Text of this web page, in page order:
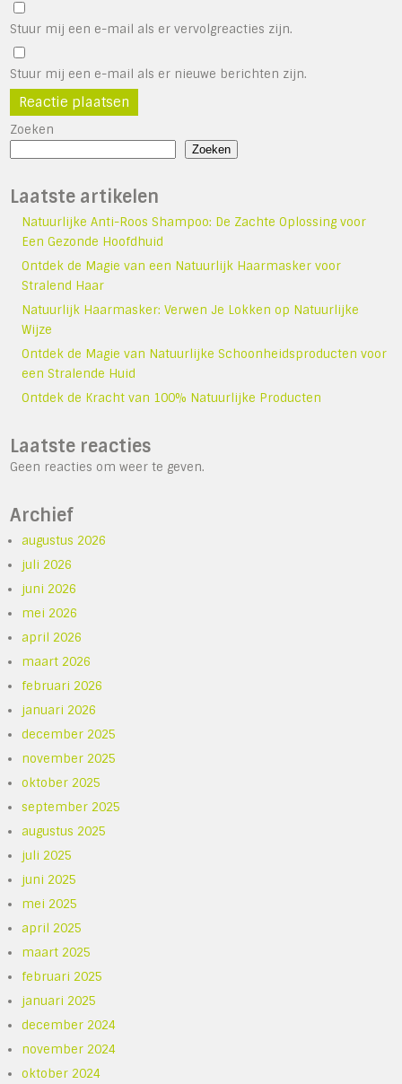
Stuur mij een e-mail als er vervolgreacties zijn.
Stuur mij een e-mail als er nieuwe berichten zijn.
Zoeken
Zoeken
Laatste artikelen
Natuurlijke Anti-Roos Shampoo: De Zachte Oplossing voor
Een Gezonde Hoofdhuid
Ontdek de Magie van een Natuurlijk Haarmasker voor
Stralend Haar
Natuurlijk Haarmasker: Verwen Je Lokken op Natuurlijke
Wijze
Ontdek de Magie van Natuurlijke Schoonheidsproducten voor
een Stralende Huid
Ontdek de Kracht van 100% Natuurlijke Producten
Laatste reacties
Geen reacties om weer te geven.
Archief
augustus 2026
juli 2026
juni 2026
mei 2026
april 2026
maart 2026
februari 2026
januari 2026
december 2025
november 2025
oktober 2025
september 2025
augustus 2025
juli 2025
juni 2025
mei 2025
april 2025
maart 2025
februari 2025
januari 2025
december 2024
november 2024
oktober 2024